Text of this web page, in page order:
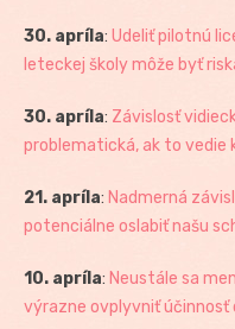
30. apríla: Udeliť pilotnú
leteckej školy môže byť
30. apríla: Závislosť
problematická, ak to vedie
21. apríla: Nadmerná
potenciálne oslabiť našu
10. apríla: Neustále sa
výrazne ovplyvniť účinnosť